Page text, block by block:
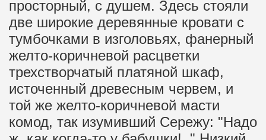
просторный, с душем. Здесь стояли
две широкие деревянные кровати с
тумбочками в изголовьях, фанерный
желто-коричневой расцветки
трехстворчатый платяной шкаф,
источенный древесным червем, и
той же желто-коричневой масти
комод, так изумивший Сережу: "Надо